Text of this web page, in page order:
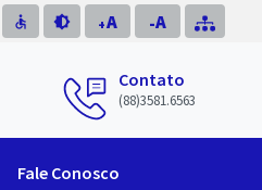
accessible brightness_medium A
+ A
-
Contato
(88)3581.6563
Fale Conosco